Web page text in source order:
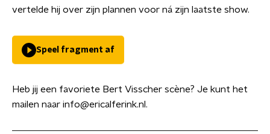
vertelde hij over zijn plannen voor ná zijn laatste show.
Speel fragment af
Heb jij een favoriete Bert Visscher scène? Je kunt het
mailen naar info@ericalferink.nl.